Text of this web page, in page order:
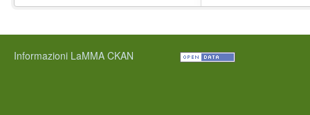
Informazioni LaMMA CKAN